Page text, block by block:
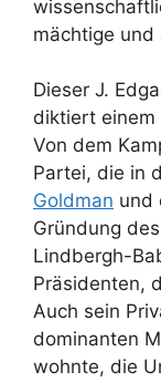
mächtige und
Dieser J.
diktiert einem
Von dem
Partei, die in
Goldman und
Gründung
Lindbergh-
Präsidenten,
Auch sein
dominanten
wohnte, die